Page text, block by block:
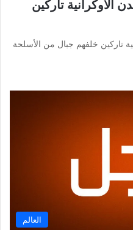
الأوكرانية تاركين
تاركين خلفهم جبال من الأسلحة
العالم